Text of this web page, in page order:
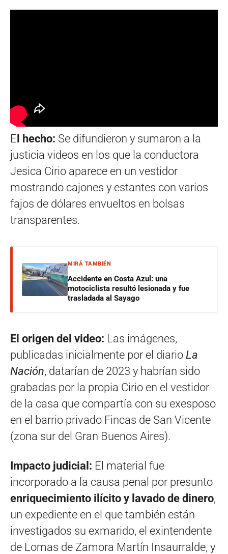
E l hecho: Se difundieron y sumaron a la
justicia videos en los que la conductora
Jesica Cirio aparece en un vestidor
mostrando cajones y estantes con varios
fajos de dólares envueltos en bolsas
transparentes.
MIRÁ TAMBIÉN
Accidente en Costa Azul: una
motociclista resultó lesionada y fue
trasladada al Sayago
El origen del video: Las imágenes,
publicadas inicialmente por el diario La
Nación, datarían de 2023 y habrían sido
grabadas por la propia Cirio en el vestidor
de la casa que compartía con su exesposo
en el barrio privado Fincas de San Vicente
(zona sur del Gran Buenos Aires).
Impacto judicial: El material fue
incorporado a la causa penal por presunto
enriquecimiento ilícito y lavado de dinero,
un expediente en el que también están
investigados su exmarido, el exintendente
de Lomas de Zamora Martín Insaurralde, y